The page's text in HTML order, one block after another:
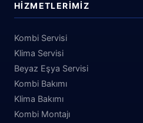
HIZMETLERIMIZ
Kombi Servisi
Klima Servisi
Beyaz Eşya Servisi
Kombi Bakımı
Klima Bakımı
Kombi Montajı